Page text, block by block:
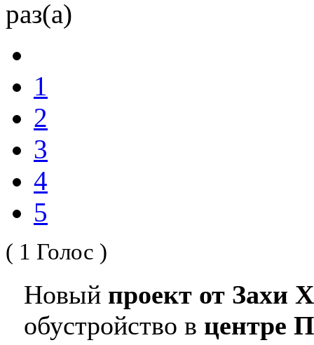
раз(а)
1
2
3
4
5
( 1 Голос )
Новый проект от Захи
обустройство в центре